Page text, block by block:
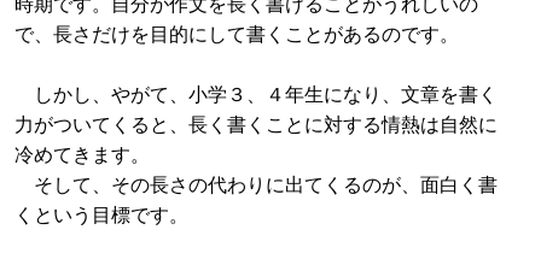
で、長さだけを目的にして書くことがあるのです。
しかし、やがて、小学３、４年生になり、文章を書く
力がついてくると、長く書くことに対する情熱は自然に
冷めてきます。
そして、その長さの代わりに出てくるのが、面白く書
くという目標です。